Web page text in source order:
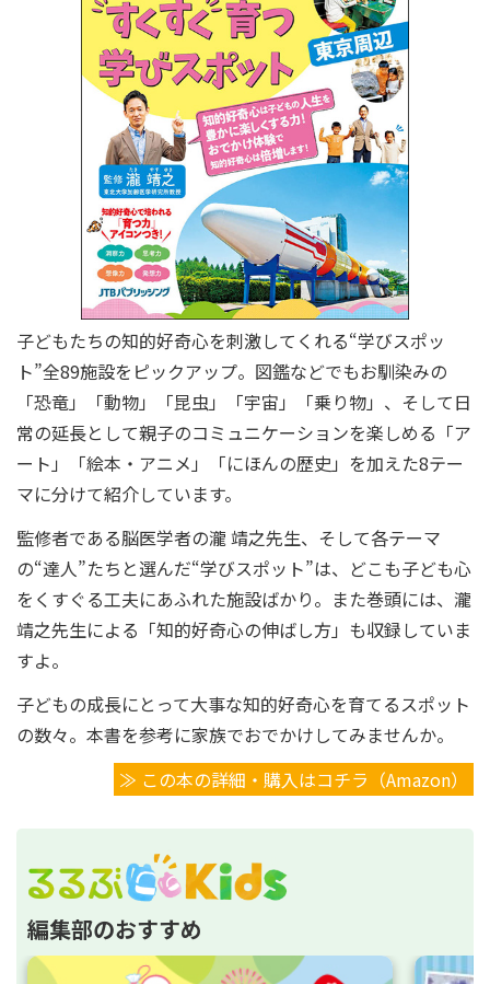
子どもたちの知的好奇心を刺激してくれる“学びスポッ
ト”全89施設をピックアップ。図鑑などでもお馴染みの
「恐竜」「動物」「昆虫」「宇宙」「乗り物」、そして日
常の延長として親子のコミュニケーションを楽しめる「ア
ート」「絵本・アニメ」「にほんの歴史」を加えた8テー
マに分けて紹介しています。
監修者である脳医学者の瀧 靖之先生、そして各テーマ
の“達人”たちと選んだ“学びスポット”は、どこも子ども心
をくすぐる工夫にあふれた施設ばかり。また巻頭には、瀧
靖之先生による「知的好奇心の伸ばし方」も収録していま
すよ。
子どもの成長にとって大事な知的好奇心を育てるスポット
の数々。本書を参考に家族でおでかけしてみませんか。
≫ この本の詳細・購入はコチラ（Amazon）
編集部のおすすめ